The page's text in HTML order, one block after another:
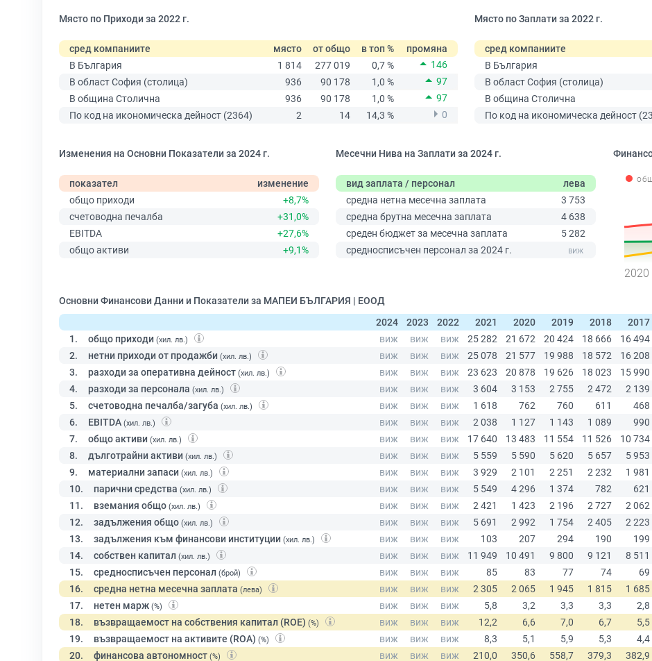
Място по Приходи за 2022 г.
сред компаниите място от общо в топ %
промяна
В България
1 814 277 019 0,7 %
146
В област София (столица)
936 90 178 1,0 %
97
В община Столична
936 90 178 1,0 %
97
По код на икономическа дейност (2364)
2 14 14,3 % 0
Място по Заплати за 2022 г.
сред компаниите
В България
В област София (столица)
В община Столична
По код на икономическа дейност
Изменения на Основни Показатели за 2024 г.
показател
изменение
общо приходи
+8,7%
счетоводна печалба
+31,0%
EBITDA
+27,6%
общо активи
+9,1%
Месечни Нива на Заплати за 2024 г.
вид заплата / персонал
лева
средна нетна месечна заплата
3 753
средна брутна месечна заплата
4 638
среден бюджет за месечна заплата
5 282
средносписъчен персонал за 2024 г.
2020
Основни Финансови Данни и Показатели за МАПЕИ БЪЛГАРИЯ | ЕООД
2024
2023 2022 2021 2020 2019 2018 2017
1.
общо приходи (хил. лв.)
2. нетни приходи от продажби (хил. лв.)
3. разходи за оперативна дейност (хил. лв.)
4. разходи за персонала (хил. лв.)
5. счетоводна печалба/загуба (хил. лв.)
6. EBITDA (хил. лв.)
7. общо активи (хил. лв.)
8. дълготрайни активи (хил. лв.)
9. материални запаси (хил. лв.)
10. парични средства (хил. лв.)
11. вземания общо (хил. лв.)
12. задължения общо (хил. лв.)
13. задължения към финансови институции (хил. лв.)
14. собствен капитал (хил. лв.)
15. средносписъчен персонал (брой)
16. средна нетна месечна заплата (лева)
17. нетен марж (%)
18. възвращаемост на собствения капитал (ROE) (%)
19. възвращаемост на активите (ROA) (%)
20. финансова автономност (%)